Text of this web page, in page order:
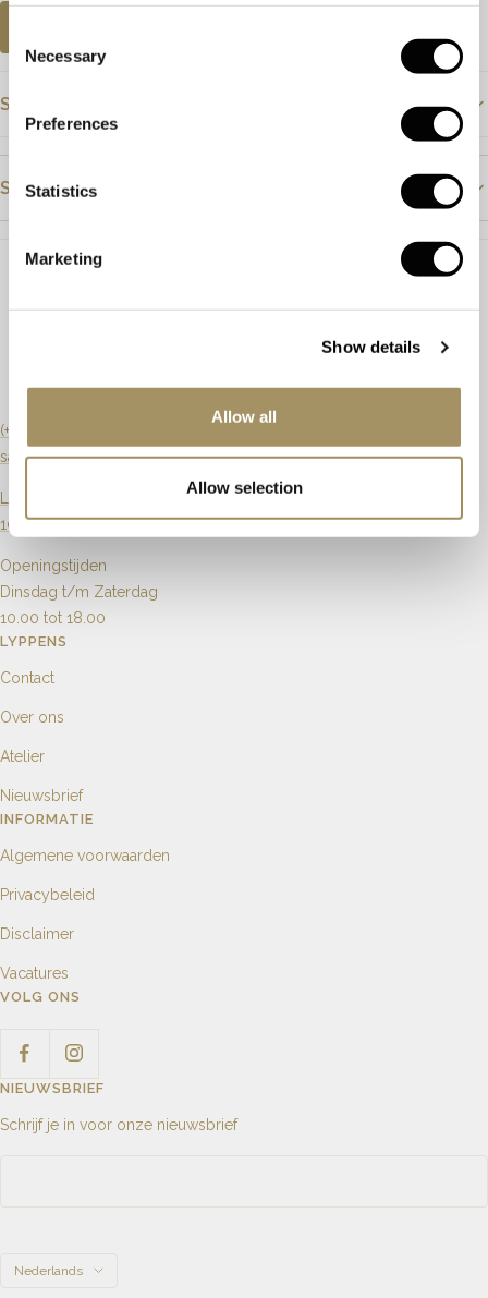
Selection
Necessary
Preferences
Statistics
Marketing
Show details
Allow all
Allow selection
Specificaties
Materiaal
Steensoort
66301
Steendetails
(+31) 20 6270901
sales@lyppens.nl
1012 GB Amsterdam
Openingstijden
Dinsdag t/m Zaterdag
10.00 tot 18.00
LYPPENS
Contact
Over ons
Atelier
Nieuwsbrief
INFORMATIE
Algemene voorwaarden
Privacybeleid
Disclaimer
Vacatures
VOLG ONS
NIEUWSBRIEF
Schrijf je in voor onze nieuwsbrief
TaalNederlands